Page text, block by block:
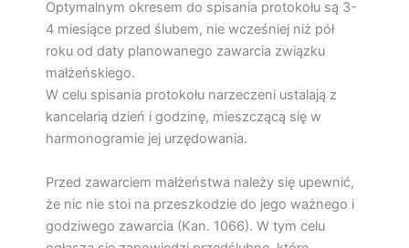
Optymalnym okresem do spisania protokołu są 3-
4 miesiące przed ślubem, nie wcześniej niż pół
roku od daty planowanego zawarcia związku
małżeńskiego.
W celu spisania protokołu narzeczeni ustalają z
kancelarią dzień i godzinę, mieszczącą się w
harmonogramie jej urzędowania.
Przed zawarciem małżeństwa należy się upewnić,
że nic nie stoi na przeszkodzie do jego ważnego i
godziwego zawarcia (Kan. 1066). W tym celu